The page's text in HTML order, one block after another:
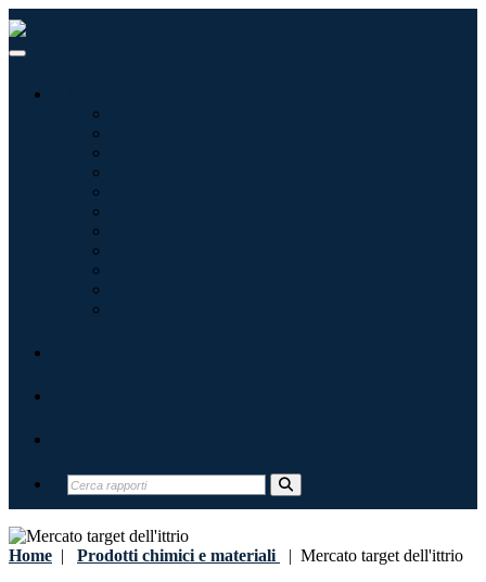
Home | Prodotti chimici e materiali | Mercato target dell'ittrio